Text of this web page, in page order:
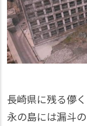
長崎県に残る儚
永の島には漏斗